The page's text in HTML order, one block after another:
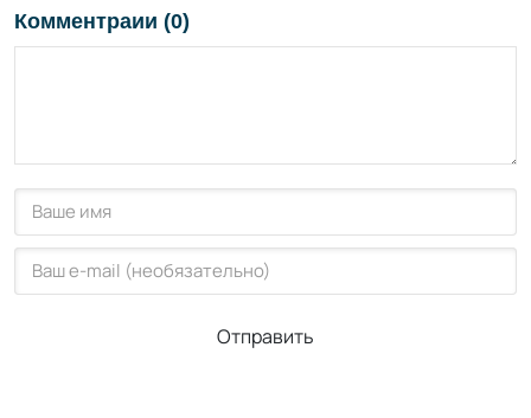
Комментраии (0)
Отправить